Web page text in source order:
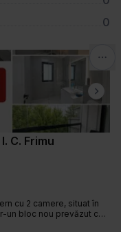
0
Next
C. Frimu
cu 2 camere, situat în
un bloc nou prevăzut cu